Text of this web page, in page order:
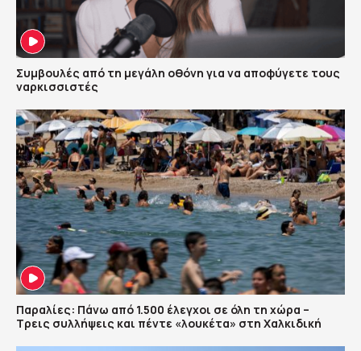
Συμβουλές από τη μεγάλη οθόνη για να αποφύγετε τους
ναρκισσιστές
Παραλίες: Πάνω από 1.500 έλεγχοι σε όλη τη χώρα –
Τρεις συλλήψεις και πέντε «λουκέτα» στη Χαλκιδική